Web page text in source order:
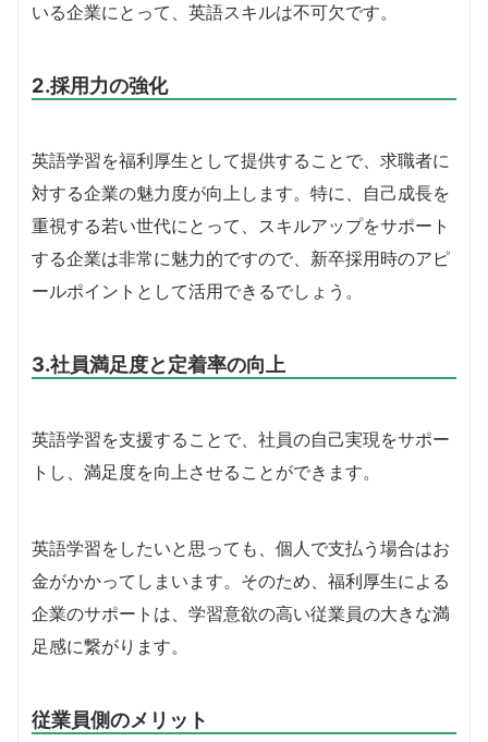
いる企業にとって、英語スキルは不可欠です。
2.採用力の強化
英語学習を福利厚生として提供することで、求職者に
対する企業の魅力度が向上します。特に、自己成長を
重視する若い世代にとって、スキルアップをサポート
する企業は非常に魅力的ですので、新卒採用時のアピ
ールポイントとして活用できるでしょう。
3.社員満足度と定着率の向上
英語学習を支援することで、社員の自己実現をサポー
トし、満足度を向上させることができます。
英語学習をしたいと思っても、個人で支払う場合はお
金がかかってしまいます。そのため、福利厚生による
企業のサポートは、学習意欲の高い従業員の大きな満
足感に繋がります。
従業員側のメリット